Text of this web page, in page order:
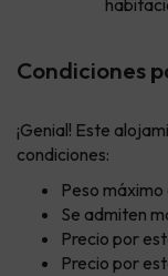
Condiciones
¡Genial! Este
condiciones:
Peso máximo
Se admiten
Precio por
Precio por